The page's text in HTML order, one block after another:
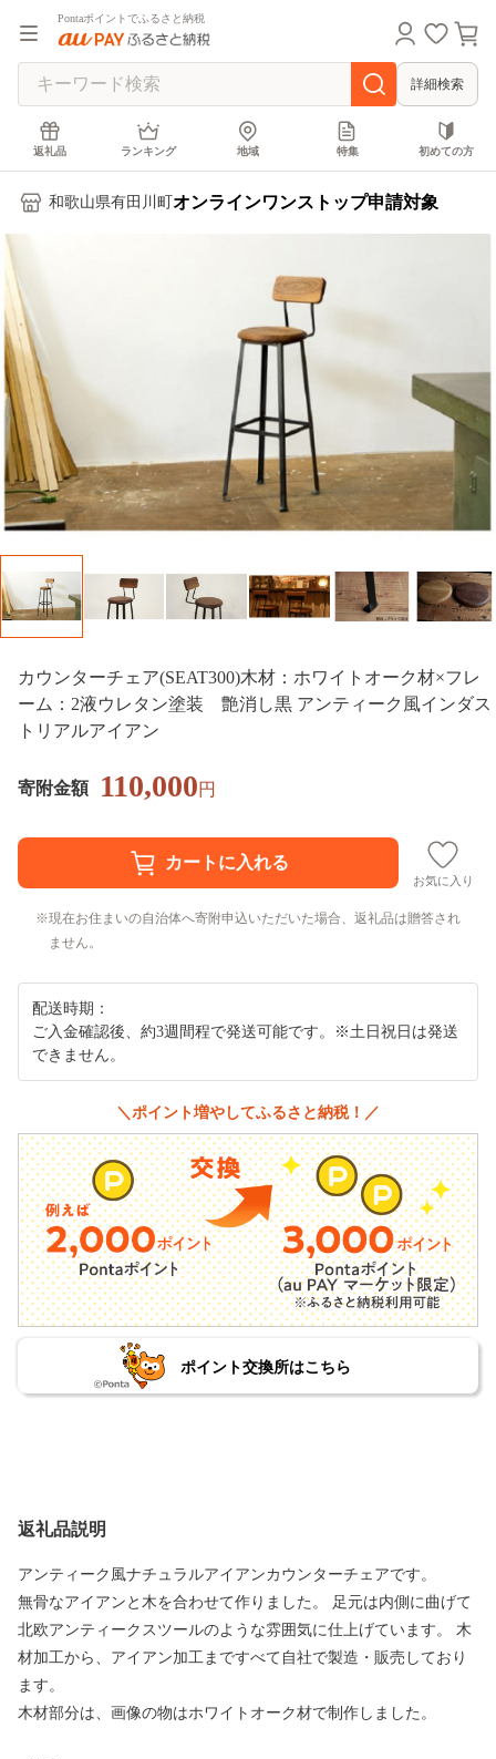
Pontaポイントでふるさと納税
詳細検索
返礼品 ランキング 地域 特集 初めての方
和歌山県有田川町 オンラインワンストップ申請対象
カウンターチェア(SEAT300)木材：ホワイトオーク材×フレ
ーム：2液ウレタン塗装 艶消し黒 アンティーク風インダス
トリアルアイアン
寄附金額 110,000円
お気に入り
現在お住まいの自治体へ寄附申込いただいた場合、返礼品は贈答され
ません。
配送時期：
ご入金確認後、約3週間程で発送可能です。※土日祝日は発送
できません。
＼ポイント増やしてふるさと納税！／
ポイント交換所はこちら
返礼品説明
アンティーク風ナチュラルアイアンカウンターチェアです。
無骨なアイアンと木を合わせて作りました。 足元は内側に曲げて
北欧アンティークスツールのような雰囲気に仕上げています。 木
材加工から、アイアン加工まですべて自社で製造・販売しており
ます。
木材部分は、画像の物はホワイトオーク材で制作しました。